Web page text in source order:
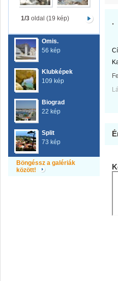
1/3oldal (19 kép)
Omis.
56 kép
Klubképek
109 kép
Biograd
22 kép
Split
73 kép
Böngéssz a galériák
között!
.